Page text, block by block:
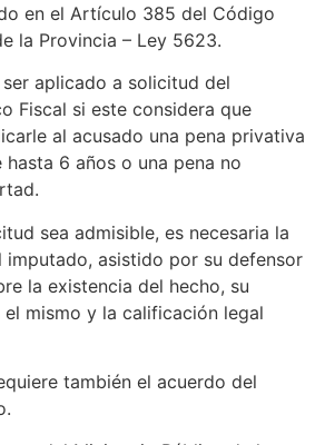
en el Artículo 385 del Código
la Provincia – Ley 5623.
aplicado a solicitud del
Fiscal si este considera que
al acusado una pena privativa
6 años o una pena no
sea admisible, es necesaria la
asistido por su defensor
la existencia del hecho, su
mismo y la calificación legal
también el acuerdo del